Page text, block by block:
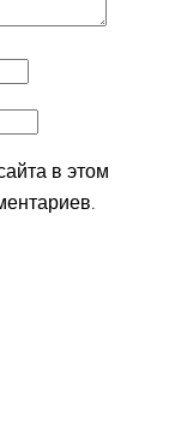
в этом